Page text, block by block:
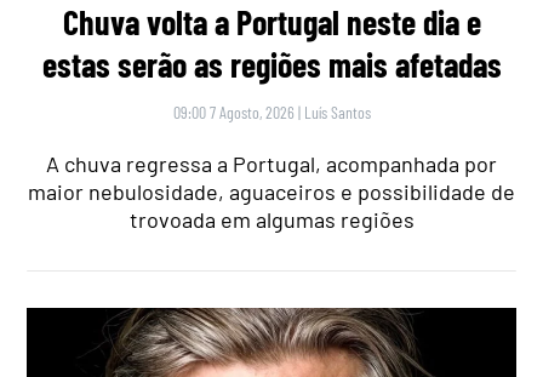
Chuva volta a Portugal neste dia e
estas serão as regiões mais afetadas
09:00 7 Agosto, 2026 | Luís Santos
A chuva regressa a Portugal, acompanhada por
maior nebulosidade, aguaceiros e possibilidade de
trovoada em algumas regiões